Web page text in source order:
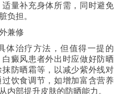
量补充身体所需，同时避免
负担。
兼修
治疗方法，但值得一提的
癜风患者外出时应做好防晒
防晒霜等，以减少紫外线对
饮食调节，如增加富含营养
内部提升皮肤的防晒能力。